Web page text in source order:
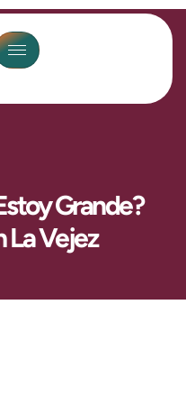
Grande?
La Vejez